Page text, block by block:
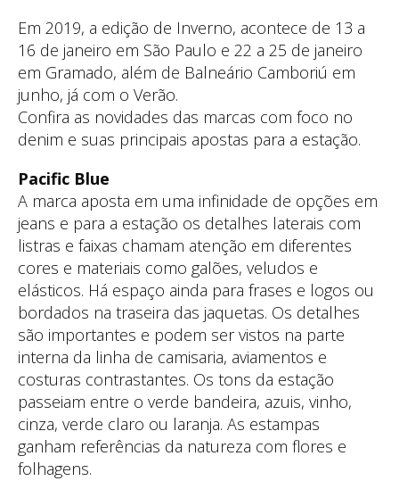
Em 2019, a edição de Inverno, acontece de 13 a
16 de janeiro em São Paulo e 22 a 25 de janeiro
em Gramado, além de Balneário Camboriú em
junho, já com o Verão.
Confira as novidades das marcas com foco no
denim e suas principais apostas para a estação.
Pacific Blue
A marca aposta em uma infinidade de opções em
jeans e para a estação os detalhes laterais com
listras e faixas chamam atenção em diferentes
cores e materiais como galões, veludos e
elásticos. Há espaço ainda para frases e logos ou
bordados na traseira das jaquetas. Os detalhes
são importantes e podem ser vistos na parte
interna da linha de camisaria, aviamentos e
costuras contrastantes. Os tons da estação
passeiam entre o verde bandeira, azuis, vinho,
cinza, verde claro ou laranja. As estampas
ganham referências da natureza com flores e
folhagens.